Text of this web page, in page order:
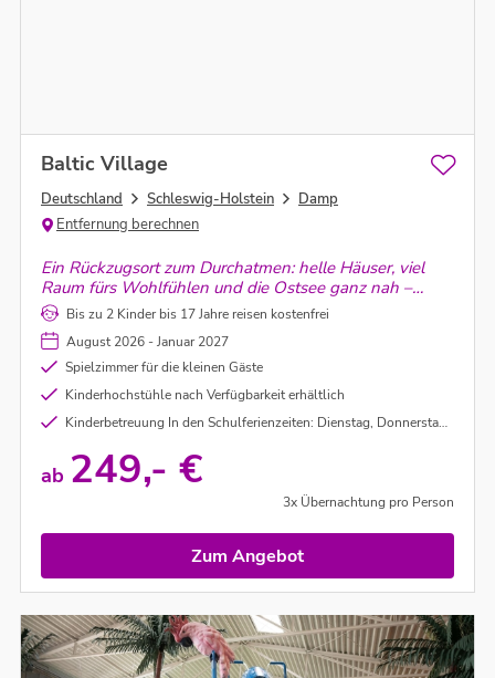
Baltic Village
Deutschland Schleswig-Holstein
Damp
Entfernung berechnen
Ein Rückzugsort zum Durchatmen: helle Häuser, viel
Raum fürs Wohlfühlen und die Ostsee ganz nah –
ideal für gemeinsame Erinnerungen und Momente zu
jeder Jahreszeit.
Bis zu 2 Kinder bis 17 Jahre reisen kostenfrei
August 2026 - Januar 2027
Spielzimmer für die kleinen Gäste
Kinderhochstühle nach Verfügbarkeit erhältlich
Kinderbetreuung In den Schulferienzeiten: Dienstag, Donnerstag und Samstag von 17:00 - 20:00 Uhr für Kinder von 6 - 12 Jahren
ab 249,- €
3x Übernachtung pro Person
Zum Angebot